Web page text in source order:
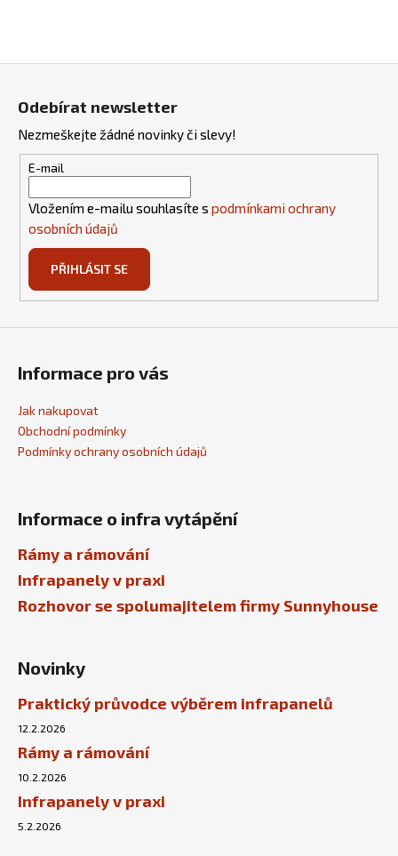
Odebírat newsletter
Nezmeškejte žádné novinky či slevy!
E-mail
Vložením e-mailu souhlasíte s podmínkami ochrany
osobních údajů
PŘIHLÁSIT SE
Informace pro vás
Jak nakupovat
Obchodní podmínky
Podmínky ochrany osobních údajů
Informace o infra vytápění
Rámy a rámování
Infrapanely v praxi
Rozhovor se spolumajitelem firmy Sunnyhouse
Novinky
Praktický průvodce výběrem infrapanelů
12.2.2026
Rámy a rámování
10.2.2026
Infrapanely v praxi
5.2.2026